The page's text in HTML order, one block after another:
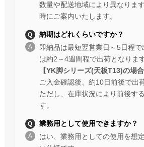
数量や配送地域により異なりま
時にご案内いたします。
納期はどれくらいですか？
即納品は最短翌営業日～5日程
は約2～4週間程で出荷となります
【YK脚シリーズ(天板T13)の場合
ご入金確認後、約10日前後で出
ただし、在庫状況により前後す
す。
業務用として使用できますか？
はい、業務用としての使用を想